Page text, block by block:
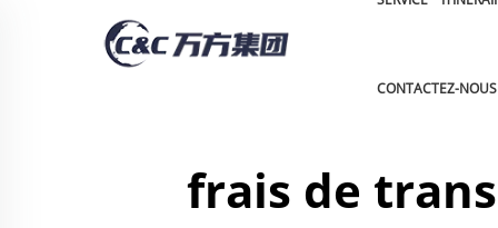
CONTACTEZ-NOUS
frais de